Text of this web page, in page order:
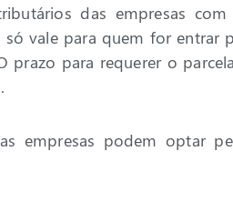
das empresas
vale para quem for entrar
prazo para requerer o
empresas podem optar